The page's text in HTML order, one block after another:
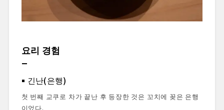
요리 경험
긴난(은행)
첫 번째 교쿠로 차가 끝난 후 등장한 것은 꼬치에 꽂은 은행
이었다.